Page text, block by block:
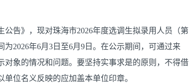
告》，现对珠海市2026年度选调生拟录用人员（第
2026年6月3日至6月9日。在公示期间，可通过来
象的情况和问题。要坚持实事求是的原则，不得借
位名义反映的应加盖本单位印章。